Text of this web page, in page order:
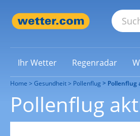
Ihr Wetter Regenradar
Home Gesundheit Pollenflug Pollenflug
Pollenflug